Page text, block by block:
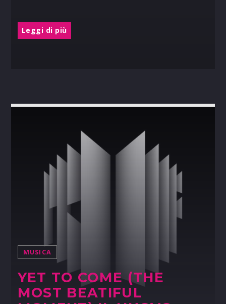
Leggi di più
MUSICA
YET TO COME (THE
MOST BEATIFUL